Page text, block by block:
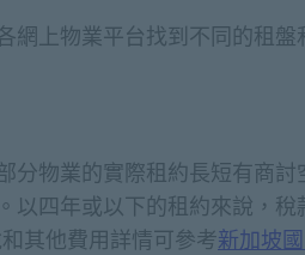
網上物業平台找到不同的租盤
分物業的實際租約長短有商討
以四年或以下的租約來說，稅
其他費用詳情可參考新加坡